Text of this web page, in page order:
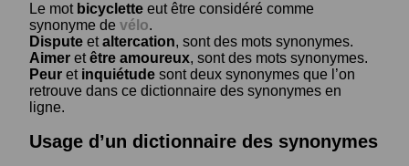
Le mot bicyclette eut être considéré comme
synonyme de vélo.
Dispute etaltercation, sont des mots synonymes.
Aimer etêtre amoureux, sont des mots synonymes.
Peur et inquiétude sont deux synonymes que l’on
retrouve dans ce dictionnaire des synonymes en
ligne.
Usage d’un dictionnaire des synonymes